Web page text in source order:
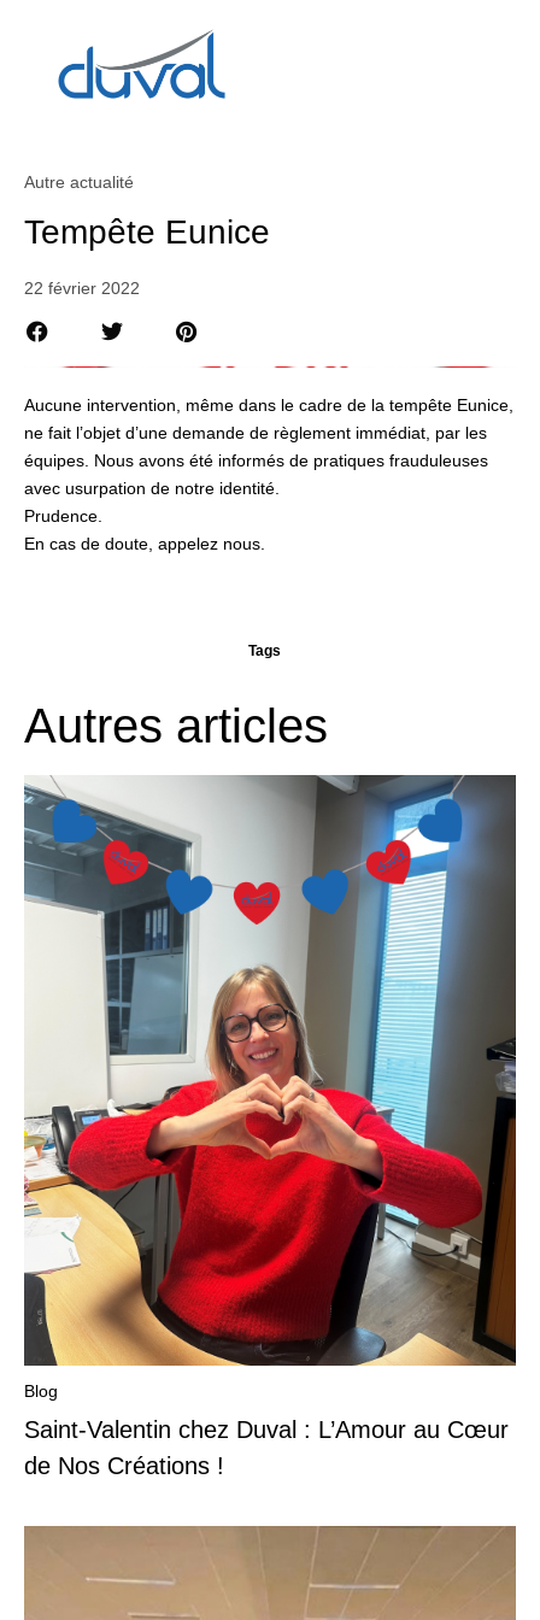
Autre actualité
Tempête Eunice
22 février 2022
Aucune intervention, même dans le cadre de la tempête Eunice,
ne fait l’objet d’une demande de règlement immédiat, par les
équipes. Nous avons été informés de pratiques frauduleuses
avec usurpation de notre identité.
Prudence.
En cas de doute, appelez nous.
Tags
Autres articles
Blog
Saint-Valentin chez Duval : L’Amour au Cœur
de Nos Créations !